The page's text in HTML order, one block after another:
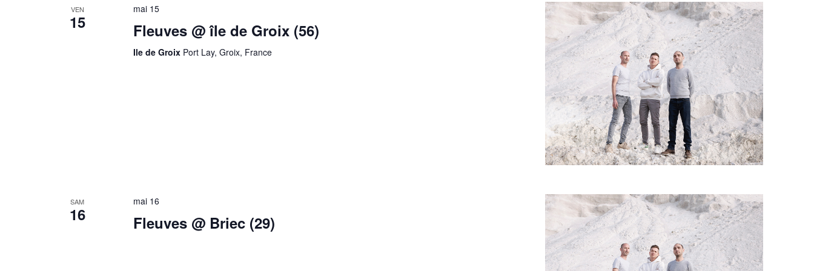
VEN
15
mai 15
Fleuves @ île de Groix (56)
Ile de Groix Port Lay, Groix, France
SAM
16
mai 16
Fleuves @ Briec (29)